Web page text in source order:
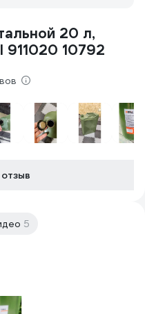
20 л,
911020 10792
5